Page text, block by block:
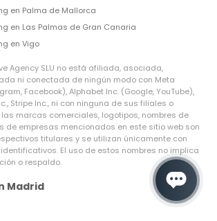
en Palma de Mallorca
en Las Palmas de Gran Canaria
en Vigo
Agency SLU no está afiliada, asociada,
ni conectada de ningún modo con Meta
Facebook), Alphabet Inc. (Google, YouTube),
Stripe Inc., ni con ninguna de sus filiales o
marcas comerciales, logotipos, nombres de
de empresas mencionados en este sitio web son
titulares y se utilizan únicamente con
El uso de estos nombres no implica
o respaldo.
Madrid